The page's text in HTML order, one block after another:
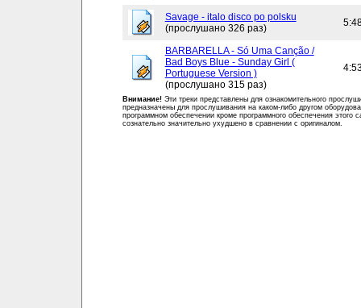
Savage - italo disco po polsku
(прослушано 326 раз)
BARBARELLA - Só Uma Canção /
Bad Boys Blue - Sunday Girl (
Portuguese Version )
(прослушано 315 раз)
Внимание! Эти треки представлены для ознакомительного
предназначены для прослушивания на каком-либо другом
программном обеспечении кроме программного обеспечения этого
сознательно значительно ухудшено в сравнении с оригиналом.